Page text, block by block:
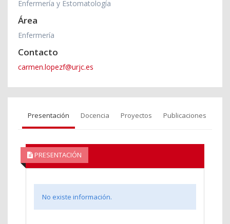
Enfermería y Estomatología
Área
Enfermería
Contacto
carmen.lopezf@urjc.es
Presentación Docencia Proyectos Publicaciones
PRESENTACIÓN
No existe información.